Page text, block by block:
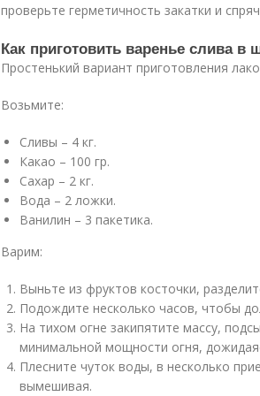
проверьте герметичность закатки и
Как приготовить варенье слива
Простенький вариант приготовления
Возьмите:
Сливы – 4 кг.
Какао – 100 гр.
Сахар – 2 кг.
Вода – 2 ложки.
Ванилин – 3 пакетика.
Варим:
Выньте из фруктов косточки,
Подождите несколько часов, чтобы
На тихом огне закипятите массу,
минимальной мощности огня,
Плесните чуток воды, в несколько
вымешивая.